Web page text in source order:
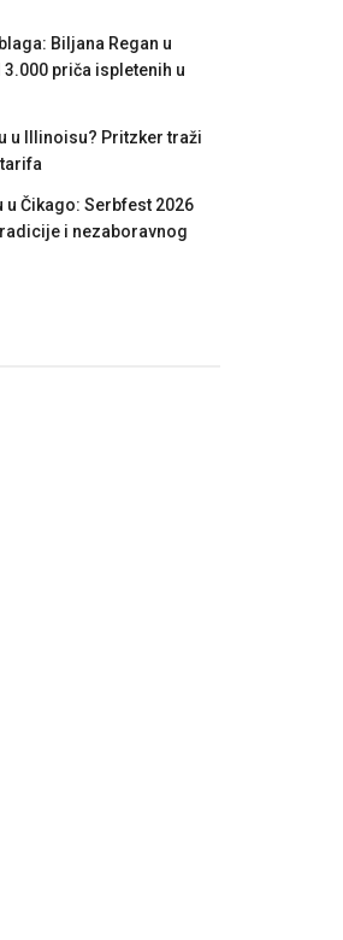
Biljana Regan u
priča ispletenih u
u Illinoisu? Pritzker traži
Čikago: Serbfest 2026
i nezaboravnog